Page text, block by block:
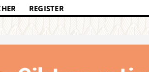
REGISTER